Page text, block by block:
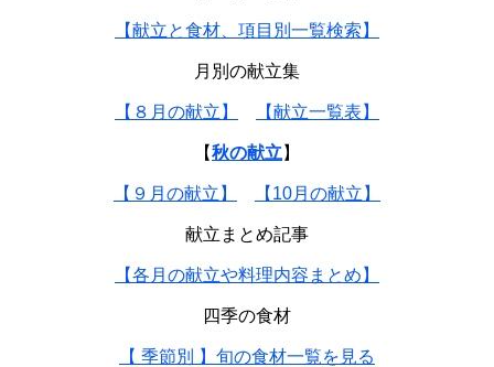
【献立と食材、項目別一覧検索】
月別の献立集
【８月の献立】 【献立一覧表】
【秋の献立 】
【９月の献立】 【10月の献立】
献立まとめ記事
【各月の献立や料理内容まとめ】
四季の食材
【 季節別 】旬の食材一覧を見る